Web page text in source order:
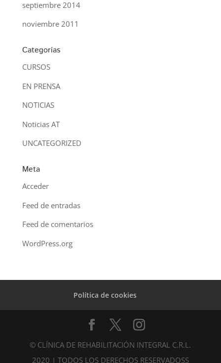
septiembre 2014
noviembre 2011
Categorías
CURSOS
EN PRENSA
NOTICIAS
Noticias AT
UNCATEGORIZED
Meta
Acceder
Feed de entradas
Feed de comentarios
WordPress.org
Política de cookies
© CLÍNICA DE REHABILITACIÓN INTEGRAL C.R.L.
2020 | TODOS LOS DERECHOS RESERVADOSS